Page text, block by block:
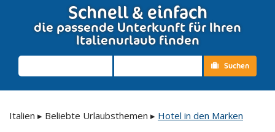
Schnell & einfach
die passende Unterkunft für Ihren
Italienurlaub finden
Suchen
Italien ▸ Beliebte Urlaubsthemen ▸ Hotel in den Marken